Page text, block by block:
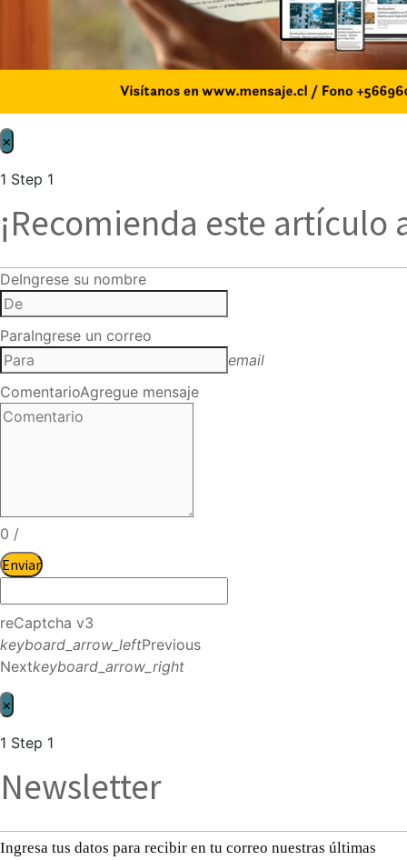
×
1 Step 1
¡Recomienda este artículo
DeIngrese su nombre
ParaIngrese un correo
email
ComentarioAgregue mensaje
0 /
Enviar
reCaptcha v3
keyboard_arrow_leftPrevious
Nextkeyboard_arrow_right
×
1 Step 1
Newsletter
Ingresa tus datos para recibir en tu correo nuestras últimas